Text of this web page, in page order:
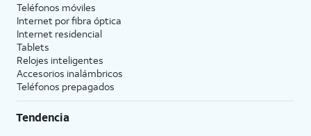
Teléfonos móviles
Internet por fibra óptica
Internet residencial
Tablets
Relojes inteligentes
Accesorios inalámbricos
Teléfonos prepagados
Tendencia